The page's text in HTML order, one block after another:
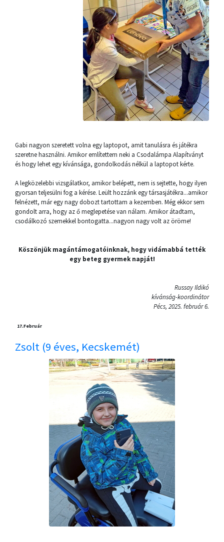
Gabi nagyon szeretett volna egy laptopot, amit tanulásra és játékra
szeretne használni. Amikor említettem neki a Csodalámpa Alapítványt
és hogy lehet egy kívánsága, gondolkodás nélkül a laptopot kérte.
A legközelebbi vizsgálatkor, amikor belépett, nem is sejtette, hogy ilyen
gyorsan teljesülni fog a kérése. Leült hozzánk egy társasjátékra...amikor
felnézett, már egy nagy dobozt tartottam a kezemben. Még ekkor sem
gondolt arra, hogy az ő meglepetése van nálam. Amikor átadtam,
csodálkozó szemekkel bontogatta...nagyon nagy volt az öröme!
Köszönjük magántámogatóinknak, hogy vidámabbá tették
egy beteg gyermek napját!
Russay Ildikó
kívánság-koordinátor
Pécs, 2025. február 6.
17.Február
Zsolt (9 éves, Kecskemét)